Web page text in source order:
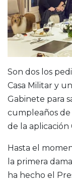
Son dos los
Casa Militar y
Gabinete para
cumpleaños de
de la
Hasta el
la primera
ha hecho el